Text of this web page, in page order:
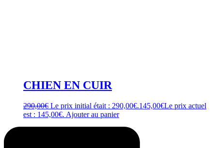
CHIEN EN CUIR
290,00€ Le prix initial était : 290,00€.145,00€Le prix actuel
est : 145,00€. Ajouter au panier